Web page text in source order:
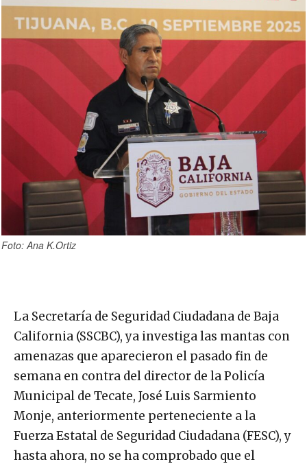
Foto: Ana K.Ortiz
La Secretaría de Seguridad Ciudadana de Baja
California (SSCBC), ya investiga las mantas con
amenazas que aparecieron el pasado fin de
semana en contra del director de la Policía
Municipal de Tecate, José Luis Sarmiento
Monje, anteriormente perteneciente a la
Fuerza Estatal de Seguridad Ciudadana (FESC), y
hasta ahora, no se ha comprobado que el